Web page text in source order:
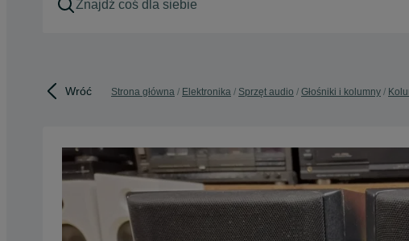
Wróć Strona główna Elektronika Sprzęt audio Głośniki i kolumny